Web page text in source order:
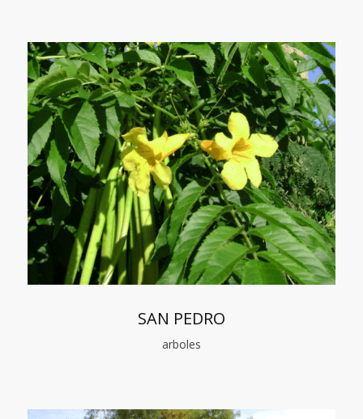
SAN PEDRO
arboles